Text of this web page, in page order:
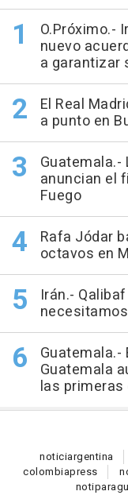
O.Próximo.-
nuevo
a garantizar
El Real
a punto en
anuncian el
Fuego
Rafa Jódar
octavos en
Irán.-
Guatemala.-
Guatemala
las
noticiargentina
colombiapress
noti